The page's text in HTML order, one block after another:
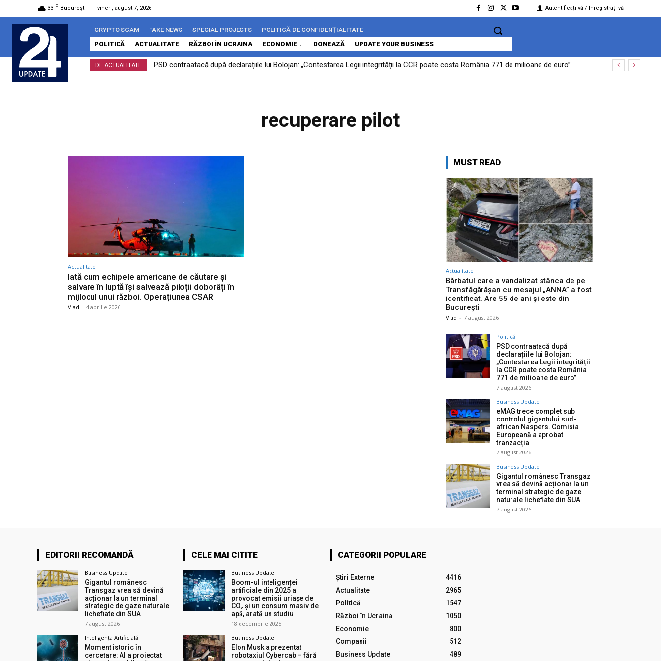
33 C București vineri, august 7, 2026 Autentificați-vă / Înregistrați-vă
CRYPTO SCAM FAKE NEWS SPECIAL PROJECTS
POLITICĂ DE CONFIDENȚIALITATE
POLITICĂ
ACTUALITATE RĂZBOI ÎN UCRAINA ECONOMIE DONEAZĂ UPDATE YOUR BUSINESS
DE ACTUALITATE PSD contraatacă după declarațiile lui Bolojan: „Contestarea Legii integrității la CCR poate costa România 771 de milioane de euro”
recuperare pilot
Actualitate
Iată cum echipele americane de căutare și
salvare în luptă își salvează piloții doborâți în
mijlocul unui război. Operațiunea CSAR
Vlad - 4 aprilie 2026
MUST READ
Actualitate
Bărbatul care a vandalizat stânca de pe
Transfăgărășan cu mesajul „ANNA” a fost
identificat. Are 55 de ani și este din
București
Vlad - 7 august 2026
Politică
PSD contraatacă după
declarațiile lui Bolojan:
„Contestarea Legii integrității
la CCR poate costa România
771 de milioane de euro”
7 august 2026
Business Update
eMAG trece complet sub
controlul gigantului sud-
african Naspers. Comisia
Europeană a aprobat
tranzacția
7 august 2026
Business Update
Gigantul românesc Transgaz
vrea să devină acționar la un
terminal strategic de gaze
naturale lichefiate din SUA
7 august 2026
EDITORII RECOMANDĂ
Business Update
Gigantul românesc
Transgaz vrea să devină
acționar la un terminal
strategic de gaze naturale
lichefiate din SUA
7 august 2026
Inteligența Artificială
Moment istoric în
cercetare: AI a proiectat
CELE MAI CITITE
Business Update
Boom-ul inteligenței
artificiale din 2025 a
provocat emisii uriașe de
CO₂ și un consum masiv de
apă, arată un studiu
18 decembrie 2025
Business Update
Elon Musk a prezentat
robotaxiul Cyberсab – fără
CATEGORII POPULARE
Știri Externe
4416
Actualitate
2965
Politică
1547
Război în Ucraina
1050
Economie
800
Companii
512
Business Update
489